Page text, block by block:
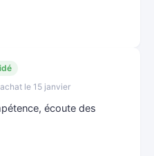
le 15 janvier
écoute des